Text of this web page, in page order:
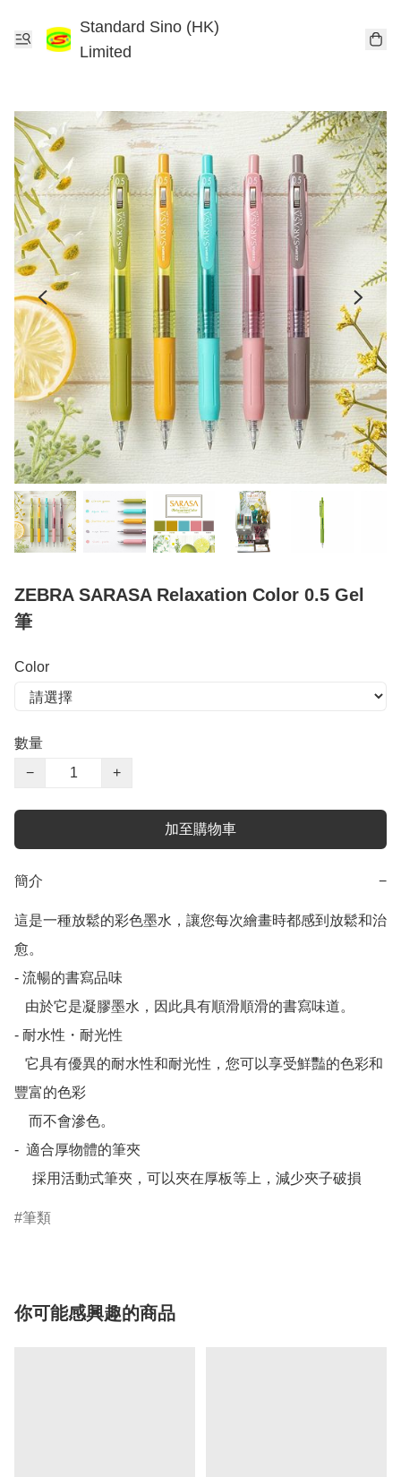
Standard Sino (HK)
Limited
ZEBRA SARASA Relaxation Color 0.5 Gel
筆
Color
數量
−
+
加至購物車
簡介 −
這是一種放鬆的彩色墨水，讓您每次繪畫時都感到放鬆和治
愈。
- 流暢的書寫品味
- 耐水性・耐光性
豐富的色彩
-  適合厚物體的筆夾
     採用活動式筆夾，可以夾在厚板等上，減少夾子破損
筆類
你可能感興趣的商品